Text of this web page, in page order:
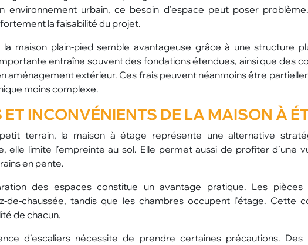
environnement urbain, ce besoin d’espace peut poser
la faisabilité du projet.
la maison plain-pied semble avantageuse grâce à une structure
entraîne souvent des fondations étendues, ainsi que des
aménagement extérieur. Ces frais peuvent néanmoins être
moins complexe.
ET INCONVÉNIENTS DE LA MAISON À
terrain, la maison à étage représente une alternative
elle limite l’empreinte au sol. Elle permet aussi de profiter d’une
en pente.
des espaces constitue un avantage pratique. Les
de-chaussée, tandis que les chambres occupent l’étage. Cette
de chacun.
d’escaliers nécessite de prendre certaines précautions.